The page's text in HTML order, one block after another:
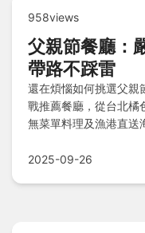
958views
父親節餐廳：
帶路不踩雷
還在煩惱如何挑選父親
戰推薦餐廳，從台北橘
無菜單料理及漁港直送
2025-09-26